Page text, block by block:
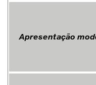
Apresentação